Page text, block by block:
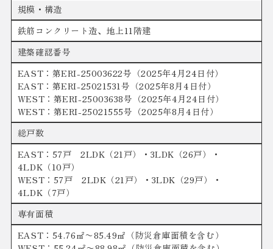
規模・構造
鉄筋コンクリート造、地上11階建
建築確認番号
EAST：第ERI-25003622号（2025年4月24日付）
EAST：第ERI-25021531号（2025年8月4日付）
WEST：第ERI-25003638号（2025年4月24日付）
WEST：第ERI-25021555号（2025年8月4日付）
総戸数
EAST：57戸 2LDK（21戸）・3LDK（26戸）・
4LDK（10戸）
WEST：57戸 2LDK（21戸）・3LDK（29戸）・
4LDK（7戸）
専有面積
EAST：54.76㎡〜85.49㎡（防災倉庫面積を含む）